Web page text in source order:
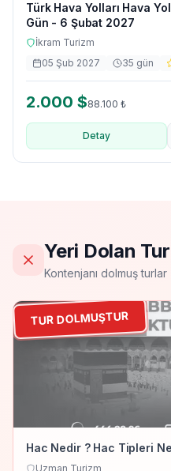
Türk Hava Yolları Hava
Gün - 6 Şubat 2027
İkram Turizm
05 Şub 2027
35 gün
2.000 $88.100 ₺
Detay
Yeri Dolan
Kontenjanı dolmuş
TUR DOLMUŞTUR
Umre
Hac Nedir ? Hac Tipleri
Uzman Turizm